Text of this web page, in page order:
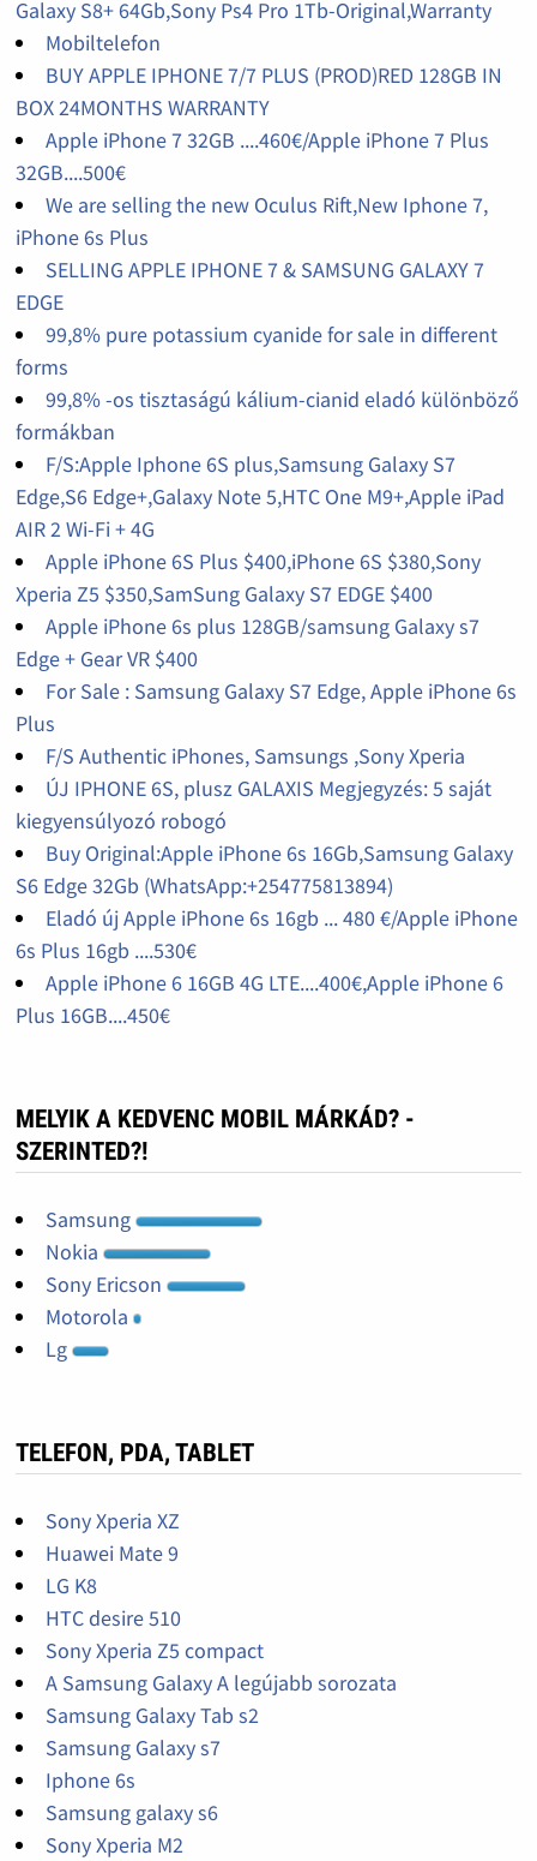
Galaxy S8+ 64Gb,Sony Ps4 Pro 1Tb-Original,Warranty
Mobiltelefon
BUY APPLE IPHONE 7/7 PLUS (PROD)RED 128GB IN
BOX 24MONTHS WARRANTY
Apple iPhone 7 32GB ....460€/Apple iPhone 7 Plus
32GB....500€
We are selling the new Oculus Rift,New Iphone 7,
iPhone 6s Plus
SELLING APPLE IPHONE 7 & SAMSUNG GALAXY 7
EDGE
99,8% pure potassium cyanide for sale in different
forms
99,8% -os tisztaságú kálium-cianid eladó különböző
formákban
F/S:Apple Iphone 6S plus,Samsung Galaxy S7
Edge,S6 Edge+,Galaxy Note 5,HTC One M9+,Apple iPad
AIR 2 Wi-Fi + 4G
Apple iPhone 6S Plus $400,iPhone 6S $380,Sony
Xperia Z5 $350,SamSung Galaxy S7 EDGE $400
Apple iPhone 6s plus 128GB/samsung Galaxy s7
Edge + Gear VR $400
For Sale : Samsung Galaxy S7 Edge, Apple iPhone 6s
Plus
F/S Authentic iPhones, Samsungs ,Sony Xperia
ÚJ IPHONE 6S, plusz GALAXIS Megjegyzés: 5 saját
kiegyensúlyozó robogó
Buy Original:Apple iPhone 6s 16Gb,Samsung Galaxy
S6 Edge 32Gb (WhatsApp:+254775813894)
Eladó új Apple iPhone 6s 16gb ... 480 €/Apple iPhone
6s Plus 16gb ....530€
Apple iPhone 6 16GB 4G LTE....400€,Apple iPhone 6
Plus 16GB....450€
MELYIK A KEDVENC MOBIL MÁRKÁD? -
SZERINTED?!
Samsung
Nokia
Sony Ericson
Motorola
Lg
TELEFON, PDA, TABLET
Sony Xperia XZ
Huawei Mate 9
LG K8
HTC desire 510
Sony Xperia Z5 compact
A Samsung Galaxy A legújabb sorozata
Samsung Galaxy Tab s2
Samsung Galaxy s7
Iphone 6s
Samsung galaxy s6
Sony Xperia M2